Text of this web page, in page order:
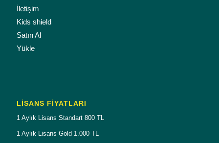
İletişim
Kids shield
Satın Al
Yükle
LISANS FIYATLARI
1 Aylık Lisans Standart 800 TL
1 Aylık Lisans Gold 1.000 TL